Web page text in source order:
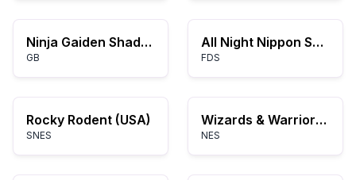
Ninja Gaiden Shadow (USA)
GB
All Night Nippon Super Mario Bros. (Japan) (Promo)
FDS
Rocky Rodent (USA)
SNES
Wizards & Warriors (USA) (Rev A)
NES